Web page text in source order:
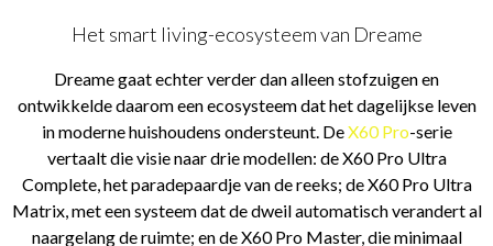
Het smart living-ecosysteem van Dreame
Dreame gaat echter verder dan alleen stofzuigen en
ontwikkelde daarom een ecosysteem dat het dagelijkse leven
in moderne huishoudens ondersteunt. DeX60 Pro-serie
vertaalt die visie naar drie modellen: de X60 Pro Ultra
Complete, het paradepaardje van de reeks; de X60 Pro Ultra
Matrix, met een systeem dat de dweil automatisch verandert al
naargelang de ruimte; en de X60 Pro Master, die minimaal